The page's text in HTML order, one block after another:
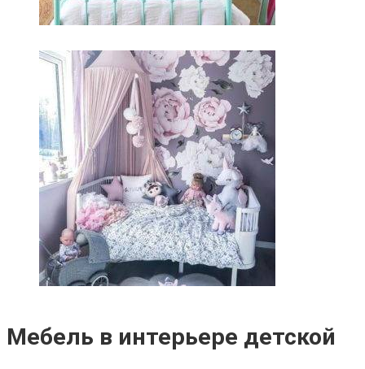
Мебель в интерьере детской